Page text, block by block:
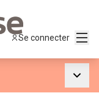
Se connecter